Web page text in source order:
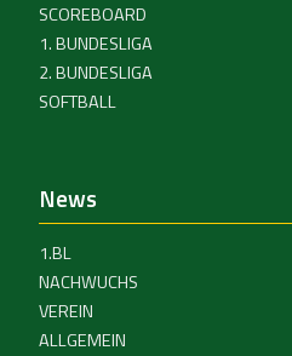
SCOREBOARD
1. BUNDESLIGA
2. BUNDESLIGA
SOFTBALL
News
1.BL
NACHWUCHS
VEREIN
ALLGEMEIN